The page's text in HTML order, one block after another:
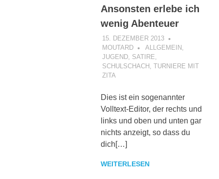
Ansonsten erlebe ich
wenig Abenteuer
15. DEZEMBER 2013
MOUTARD
ALLGEMEIN ,
JUGEND, SATIRE,
SCHULSCHACH , TURNIERE MIT
ZITA
Dies ist ein sogenannter
Volltext-Editor, der rechts und
links und oben und unten gar
nichts anzeigt, so dass du
dich[…]
WEITERLESEN